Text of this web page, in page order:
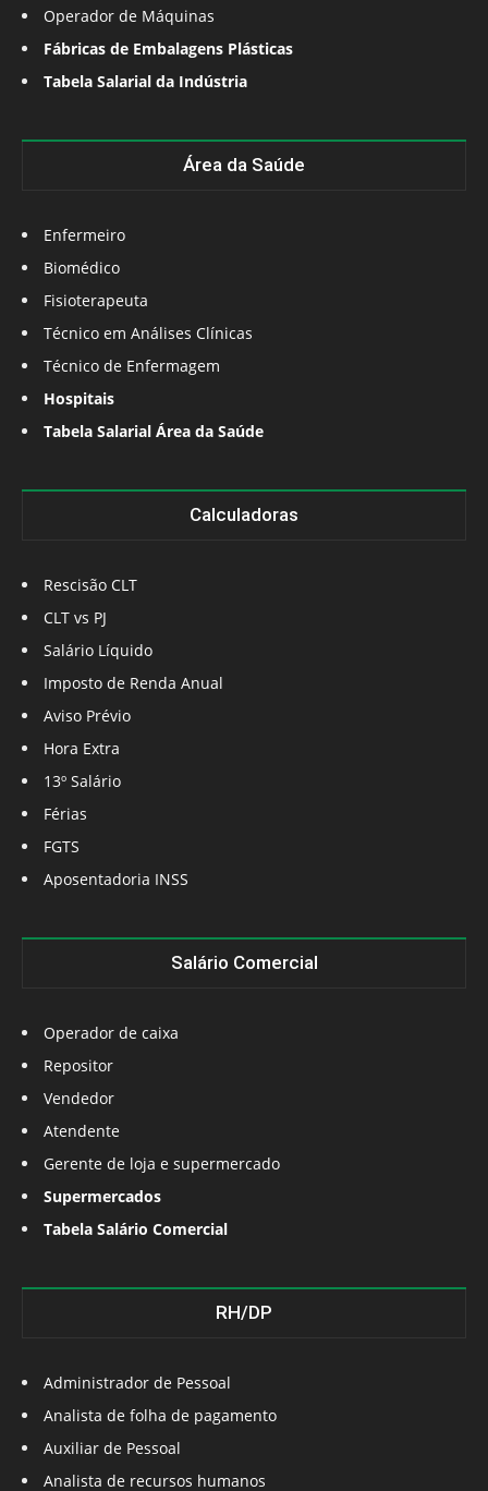
Operador de Máquinas
Fábricas de Embalagens Plásticas
Tabela Salarial da Indústria
Área da Saúde
Enfermeiro
Biomédico
Fisioterapeuta
Técnico em Análises Clínicas
Técnico de Enfermagem
Hospitais
Tabela Salarial Área da Saúde
Calculadoras
Rescisão CLT
CLT vs PJ
Salário Líquido
Imposto de Renda Anual
Aviso Prévio
Hora Extra
13º Salário
Férias
FGTS
Aposentadoria INSS
Salário Comercial
Operador de caixa
Repositor
Vendedor
Atendente
Gerente de loja e supermercado
Supermercados
Tabela Salário Comercial
RH/DP
Administrador de Pessoal
Analista de folha de pagamento
Auxiliar de Pessoal
Analista de recursos humanos